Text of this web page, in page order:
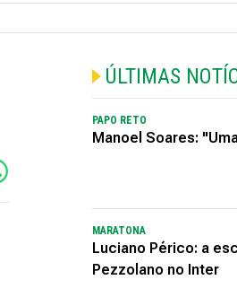
ÚLTIMAS
PAPO RETO
Manoel Soares:
MARATONA
Luciano Périco: a
Pezzolano no Inter